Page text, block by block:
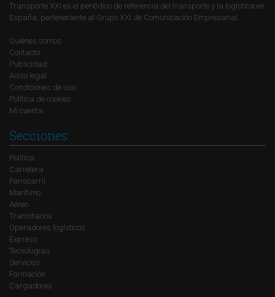
Transporte XXI es el periódico de referencia del transporte y la logística en
España, perteneciente al Grupo XXI de Comunicación Empresarial.
Quienes somos
Contacto
Publicidad
Aviso legal
Condiciones de uso
Política de cookies
Mi cuenta
Secciones
Política
Carretera
Ferrocarril
Marítimo
Aéreo
Transitarios
Operadores logísticos
Express
Tecnologías
Servicios
Formación
Cargadores